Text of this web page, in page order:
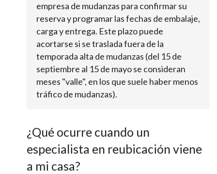
empresa de mudanzas para confirmar su
reserva y programar las fechas de embalaje,
carga y entrega. Este plazo puede
acortarse si se traslada fuera de la
temporada alta de mudanzas (del 15 de
septiembre al 15 de mayo se consideran
meses "valle", en los que suele haber menos
tráfico de mudanzas).
¿Qué ocurre cuando un
especialista en reubicación viene
a mi casa?